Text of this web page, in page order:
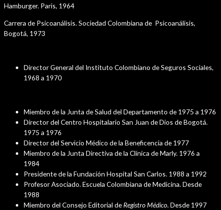
Hamburger. Paris, 1964
Carrera de Psicoanálisis. Sociedad Colombiana de Psicoanálisis,
Bogotá, 1973
Director General del Instituto Colombiano de Seguros Sociales,
1968 a 1970
Miembro de la Junta de Salud del Departamento de 1975 a 1976
Director del Centro Hospitalario San Juan de Dios de Bogotá.
1975 a 1976
Director del Servicio Médico de la Beneficencia de 1977
Miembro de la Junta Directiva de la Clínica de Marly. 1976 a
1984
Presidente de la Fundación Hospital San Carlos. 1988 a 1992
Profesor Asociado. Escuela Colombiana de Medicina. Desde
1988
Miembro del Consejo Editorial de Registro Médico. Desde 1997